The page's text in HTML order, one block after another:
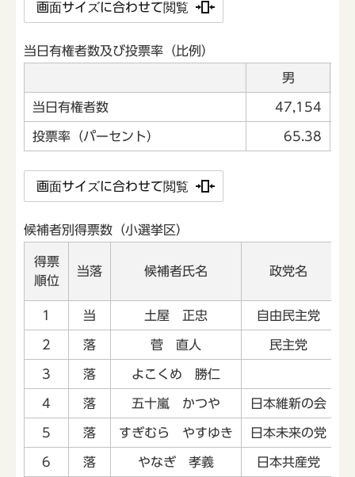
画面サイズに合わせて閲覧
当日有権者数及び投票率（比例）
男
当日有権者数 47,154
投票率（パーセント） 65.38
画面サイズに合わせて閲覧
候補者別得票数（小選挙区）
得票
順位
当落 候補者氏名
政党名
1 当 土屋 正忠 自由民主党
2 落 菅 直人 民主党
3 落 よこくめ 勝仁
4 落 五十嵐 かつや 日本維新の会
5 落 すぎむら やすゆき 日本未来の党
6 落 やなぎ 孝義 日本共産党